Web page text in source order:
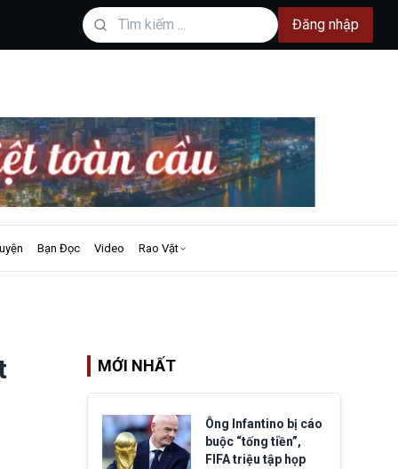
Đăng nhập
Bạn Đọc Video Rao Vặt
MỚI NHẤT
Ông Infantino bị cáo
buộc “tống tiền”,
FIFA triệu tập họp